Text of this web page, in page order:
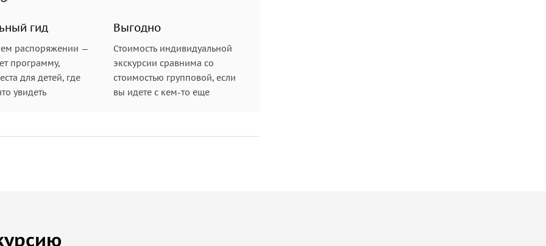
гид
распоряжении —
программу,
для детей, где
увидеть
Выгодно
Стоимость индивидуальной
экскурсии сравнима со
стоимостью групповой, если
вы идете с кем-то еще